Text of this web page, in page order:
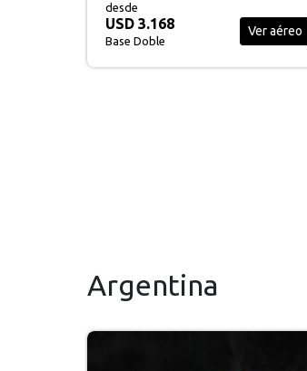
desde
USD 3.168
Base Doble
Ver aéreo
Argentina